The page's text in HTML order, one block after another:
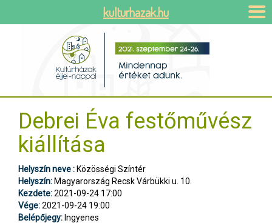
Debrei Éva festőművész
kiállítása
Helyszín neve : Közösségi Színtér
Helyszín: Magyarország Recsk Várbükki u. 10.
Kezdete:2021-09-24 17:00
Vége:2021-09-24 19:00
Belépőjegy: Ingyenes
kulturhazak.hu